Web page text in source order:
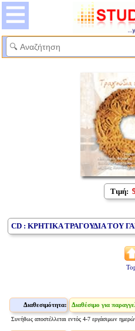
Τιμή:
CD : ΚΡΗΤΙΚΑ ΤΡΑΓΟΥΔΙΑ ΤΟΥ
Διαθεσιμότητα: Διαθέσιμο για
Συνήθως αποστέλλεται εντός 4-7 εργάσιμων